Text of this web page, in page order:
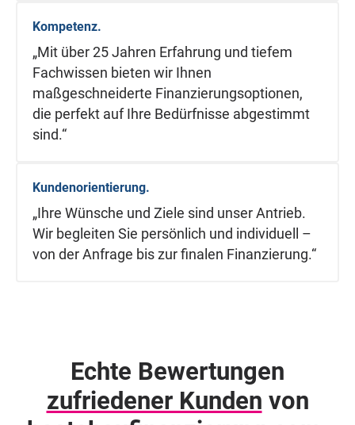
Kompetenz.
„Mit über 25 Jahren Erfahrung und tiefem
Fachwissen bieten wir Ihnen
maßgeschneiderte Finanzierungsoptionen,
die perfekt auf Ihre Bedürfnisse abgestimmt
sind.“
Kundenorientierung.
„Ihre Wünsche und Ziele sind unser Antrieb.
Wir begleiten Sie persönlich und individuell –
von der Anfrage bis zur finalen Finanzierung.“
Echte Bewertungen
zufriedener Kunden von